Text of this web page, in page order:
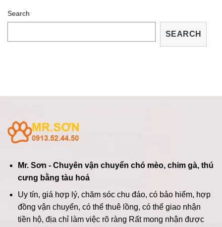
Search
SEARCH
Mr. Sơn - Chuyên vận chuyển chó mèo, chim gà, thú
cưng bằng tàu hoả
Uy tín, giá hợp lý, chăm sóc chu đáo, có bảo hiểm, hợp
đồng vận chuyển, có thể thuê lồng, có thể giao nhận
tiền hộ, địa chỉ làm việc rõ ràng Rất mong nhận được